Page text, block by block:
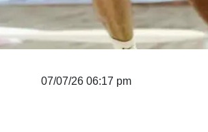
07/07/26 06:17 pm